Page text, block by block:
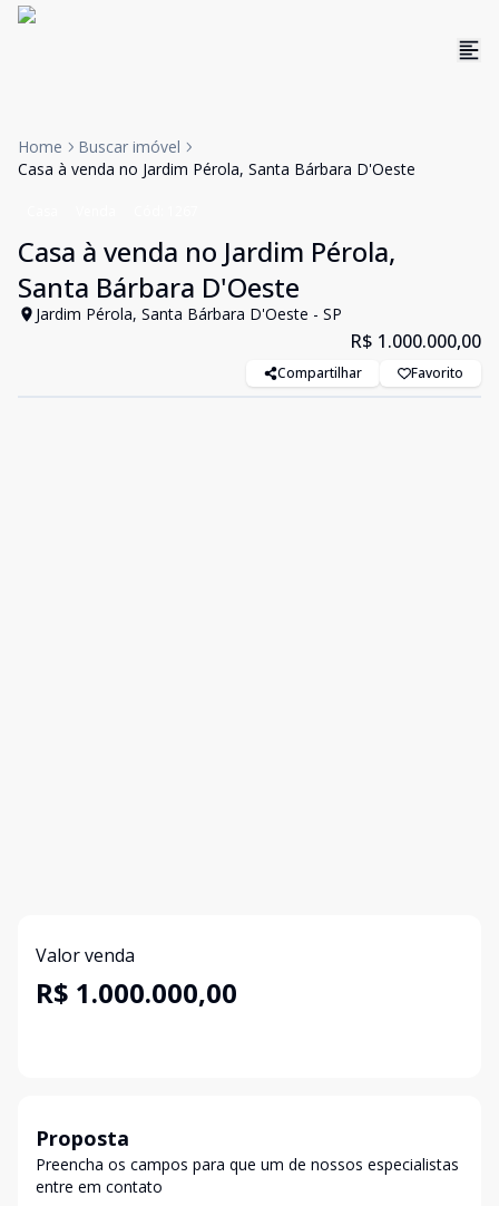
Home
Buscar imóvel
Casa à venda no Jardim Pérola, Santa Bárbara D'Oeste
Casa à venda no Jardim Pérola,
Santa Bárbara D'Oeste
Jardim Pérola, Santa Bárbara D'Oeste - SP
R$ 1.000.000,00
Compartilhar Favorito
Valor venda
R$ 1.000.000,00
Proposta
Preencha os campos para que um de nossos especialistas
entre em contato